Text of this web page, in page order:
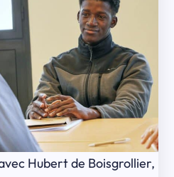
Hubert de Boisgrollier,